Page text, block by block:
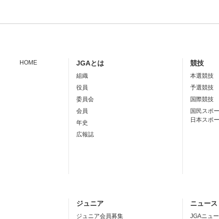
HOME JGAとは
組織
役員
委員会
会員
年史
広報誌
競技
本選競技
予選競技
国際競技
国民スポ
日本スポ
ジュニア
ジュニア会員募集
ニュース
JGAニュ